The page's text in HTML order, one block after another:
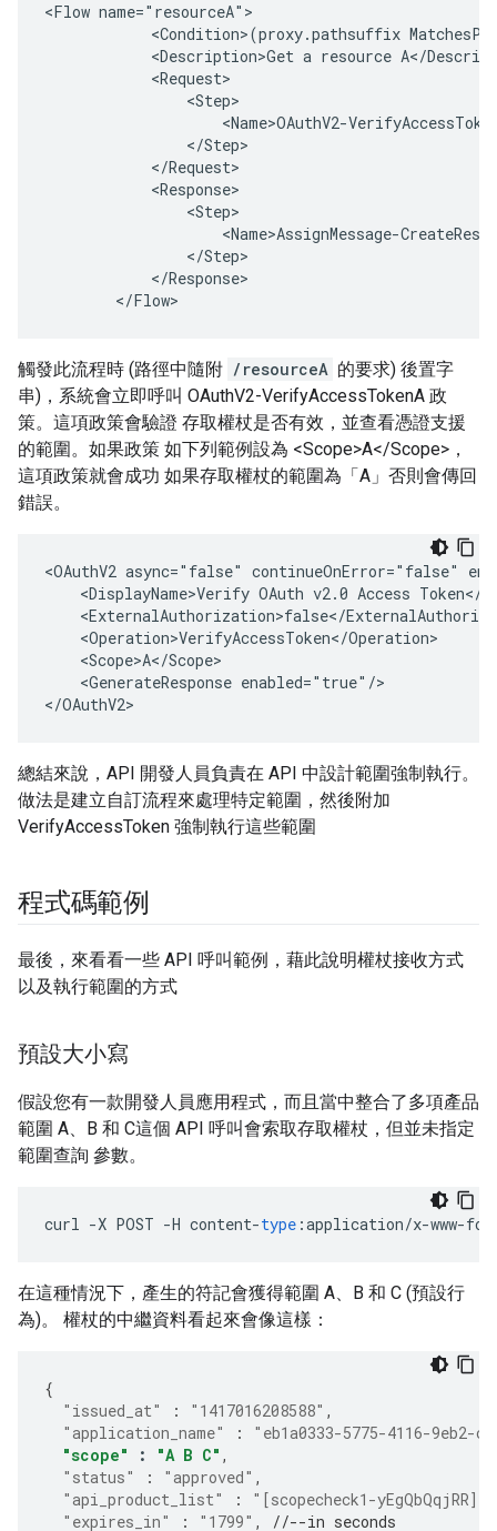
<Flow name="resourceA">
<Condition>(proxy.pathsuffix
<Description>Get a resource A</
            <Request>
                <Step>
<Name>OAuthV2-
                </Step>
            </Request>
            <Response>
                <Step>
<Name>AssignMessage-
                </Step>
            </Response>
        </Flow>
觸發此流程時 (路徑中隨附 /resourceA 的要求) 後置字
串)，系統會立即呼叫 OAuthV2-VerifyAccessTokenA 政
策。這項政策會驗證 存取權杖是否有效，並查看憑證支援
的範圍。如果政策 如下列範例設為 <Scope>A</Scope>，
這項政策就會成功 如果存取權杖的範圍為「A」否則會傳回
錯誤。
<OAuthV2 async="false" continueOnError="false"
<DisplayName>Verify OAuth v2.0 Access Token</
<ExternalAuthorization>false</
    <Operation>VerifyAccessToken</Operation>
    <Scope>A</Scope>
    <GenerateResponse enabled="true"/>
</OAuthV2>
總結來說，API 開發人員負責在 API 中設計範圍強制執行。
做法是建立自訂流程來處理特定範圍，然後附加
VerifyAccessToken 強制執行這些範圍
程式碼範例
最後，來看看一些 API 呼叫範例，藉此說明權杖接收方式
以及執行範圍的方式
預設大小寫
假設您有一款開發人員應用程式，而且當中整合了多項產品
範圍 A、B 和 C這個 API 呼叫會索取存取權杖，但並未指定
範圍查詢 參數。
curl -X POST -H content-type :application/x-www-
在這種情況下，產生的符記會獲得範圍 A、B 和 C (預設行
為)。 權杖的中繼資料看起來會像這樣：
{
"issued_at"
: "1417016208588" ,
"application_name"
:
"eb1a0333-5775-4116-9eb2-
"scope"
: "A B C" ,
"status"
: "approved" ,
"api_product_list"
: "[scopecheck1-yEgQbQqjRR]"
"expires_in"
: "1799" , //--in seconds